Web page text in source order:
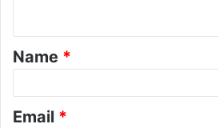
t
*
Name *
Email *